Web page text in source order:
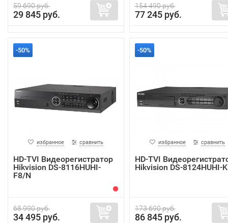
59 690 руб.
29 845 руб.
154 490 руб.
77 245 руб.
-50%
избранное сравнить
HD-TVI Видеорегистратор
Hikvision DS-8116HUHI-
F8/N
68 990 руб.
34 495 руб.
-50%
избранное сравнить
HD-TVI
Hikvision DS-8124HUHI-
173 690 руб.
86 845 руб.